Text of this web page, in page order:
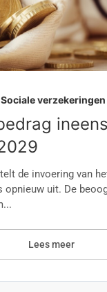
Sociale verzekeringen
de invoering van
opnieuw uit. De
Lees meer